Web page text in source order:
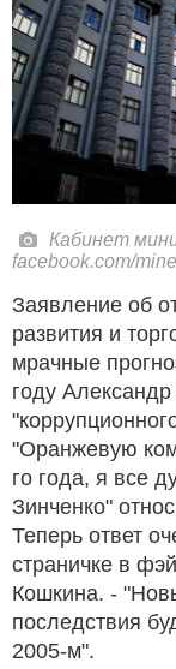
Кабинет
facebook.com/
Заявление об
развития и
мрачные
году
"Оранжевую
го года, я все
Зинченко"
Теперь ответ
страничке в
Кошкина. -
последствия
2005-м".